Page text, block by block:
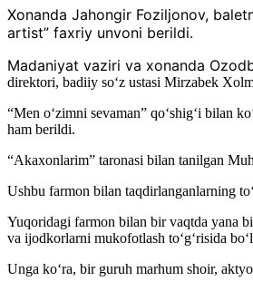
Xonanda Jahongir Foziljonov,
artist” faxriy unvoni berildi.
Madaniyat vaziri va xonanda
direktori, badiiy so‘z ustasi Mirzabek
“Men oʻzimni sevaman” qoʻshigʻi bilan
ham berildi.
“Akaxonlarim” taronasi bilan tanilgan
Ushbu farmon bilan taqdirlanganlarning
Yuqoridagi farmon bilan bir vaqtda yana
va ijodkorlarni mukofotlash to‘g‘risida
Unga koʻra, bir guruh marhum shoir,